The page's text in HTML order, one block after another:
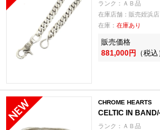
ランク：ＡＢ品
在庫店舗：販売姪浜店
在庫： 在庫あり
販売価格
881,000円 （税込
CHROME HEARTS
CELTIC IN
ランク：ＡＢ品